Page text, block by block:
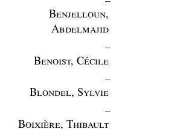
Benjelloun,
Abdelmajid
Benoist, Cécile
Blondel, Sylvie
Boixière, Thibault